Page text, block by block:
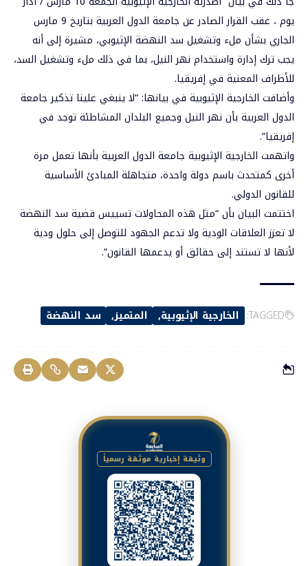
يوم ، عقب القرار الصادر عن جامعة الدول العربية بتاريخ 9 مارس
الجاري بشأن ملء وتشغيل سد النهضة الإثيوبي، مشيرة إلى أنه
يجب ترك إدارة واستخدام نهر النيل، بما في ذلك ملء وتشغيل السد،
للأطراف المعنية في إفريقيا.
وأضافت الخارجية الإثيوبية في بيانها: “لا ينبغي علينا تذكير جامعة
الدول العربية بأن نهر النيل وجميع البلدان المشاطئة توجد في
إفريقيا”.
واتهمت الخارجية الإثيوبية جامعة الدول العربية بأنها تعمل مرة
أخرى كمتحدث باسم دولة واحدة، متجاهلة المبادئ الأساسية
للقانون الدولي.
اختتمت البيان بأن “مثل هذه المحاولات تسييس قضية سد النهضة
لا تعزز العلاقات الودية ولا تدعم الجهود للتوصل إلى حلول ودية
لأنها لا تستند إلى حقائق أو يدعمها القانون”.
TAGGED: الخارجية الإثيوبية المتميز سد النهضة
وثيقة إخبارية موثقة رسمياً